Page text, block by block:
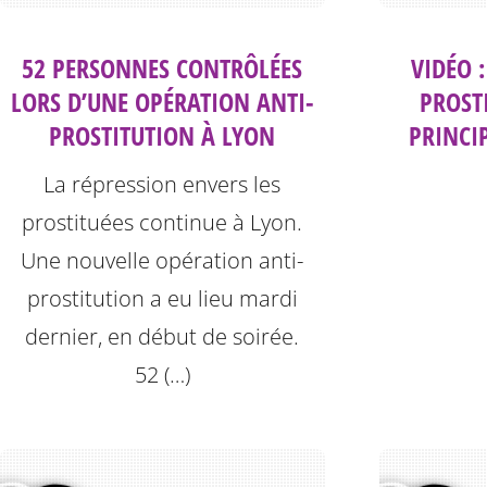
52 PERSONNES CONTRÔLÉES
LORS D’UNE OPÉRATION ANTI-
PROSTITUTION À LYON
La répression envers les
prostituées continue à Lyon.
Une nouvelle opération anti-
prostitution a eu lieu mardi
dernier, en début de soirée.
52 (…)
VIDÉO